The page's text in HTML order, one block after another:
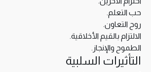
حب التعلم.
روح التعاون.
الالتزام بالقيم الأخلاقية.
الطموح والإنجاز.
التأثيرات السلبية